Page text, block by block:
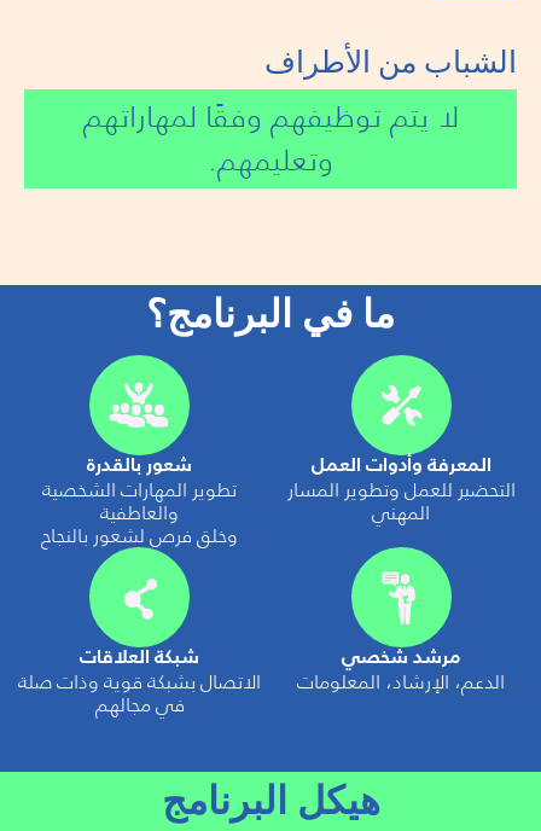
الشباب من الأطراف
لا يتم توظيفهم وفقًا لمهاراتهم
وتعليمهم.
ما في البرنامج؟
المعرفة وأدوات العمل
التحضير للعمل وتطوير المسار
المهني
شعور بالقدرة
تطوير المهارات الشخصية
والعاطفية
وخلق فرص لشعور بالنجاح
مرشد شخصي
الدعم، الإرشاد، المعلومات
شبكة العلاقات
الاتصال بشبكة قوية وذات صلة
في مجالهم
هيكل البرنامج